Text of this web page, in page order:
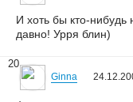
И хоть бы кто-нибудь
давно! Урря блин)
20
Ginna